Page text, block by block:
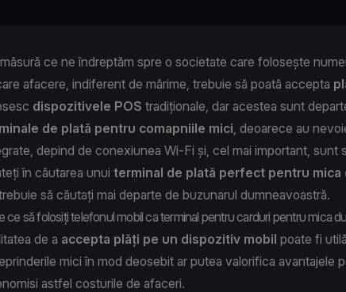
ce ne îndreptăm spre o societate care folosește
afacere, indiferent de mărime, trebuie să poată accepta
dispozitivele POS tradiționale, dar acestea sunt
de plată pentru comapniile mici , deoarece au
depind de conexiunea Wi-Fi și, cel mai important, sunt
în căutarea unui terminal de plată perfect pentru
să căutați mai departe de buzunarul dumneavoastră.
ce să folosiți telefonul mobil ca terminal pentru carduri pentru mica
de a accepta plăți pe un dispozitiv mobil poate fi
mici în mod deosebit ar putea valorifica avantajele
astfel costurile de afaceri.